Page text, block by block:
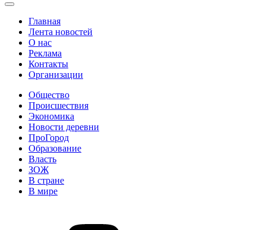
Главная
Лента новостей
О нас
Реклама
Контакты
Организации
Общество
Происшествия
Экономика
Новости деревни
ПроГород
Образование
Власть
ЗОЖ
В стране
В мире